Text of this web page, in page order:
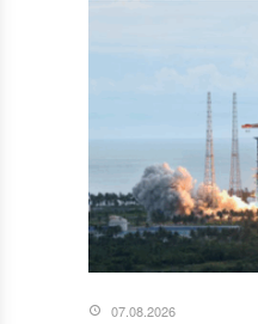
07.08.2026